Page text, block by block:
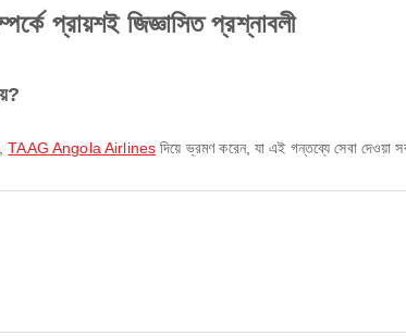
প্রায়শই জিজ্ঞাসিত প্রশ্নাবলী
,TAAG Angola Airlines দিয়ে ভ্রমণ করেন, যা এই গন্তব্যে সেবা দেওয়া